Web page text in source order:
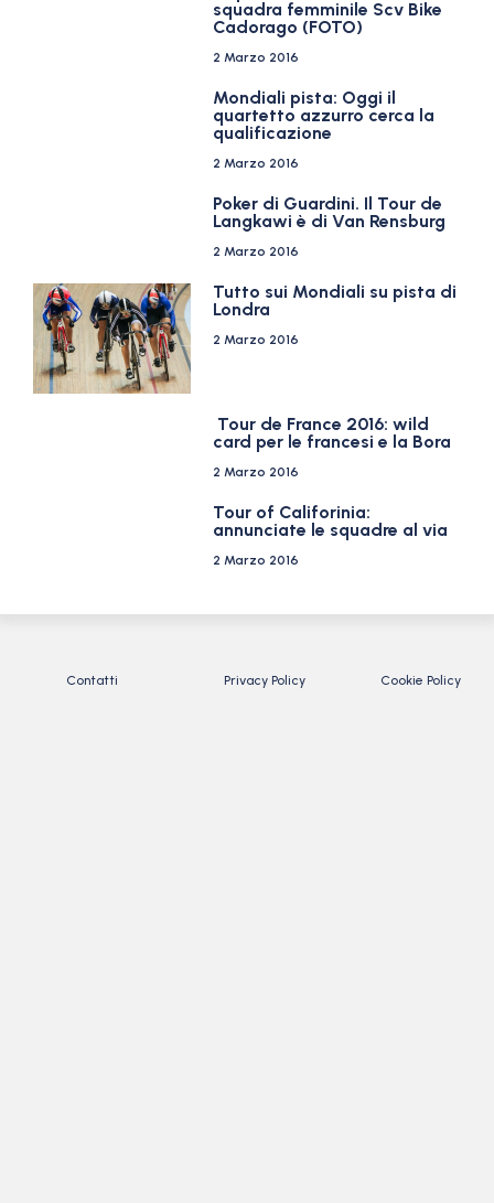
squadra femminile Scv Bike
Cadorago (FOTO)
2 Marzo 2016
Mondiali pista: Oggi il
quartetto azzurro cerca la
qualificazione
2 Marzo 2016
Poker di Guardini. Il Tour de
Langkawi è di Van Rensburg
2 Marzo 2016
Tutto sui Mondiali su pista di
Londra
2 Marzo 2016
Tour de France 2016: wild
card per le francesi e la Bora
2 Marzo 2016
Tour of Califorinia:
annunciate le squadre al via
2 Marzo 2016
Contatti Privacy Policy Cookie Policy